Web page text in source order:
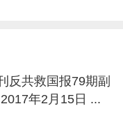
反共救国报79期副
年2月15日 ...